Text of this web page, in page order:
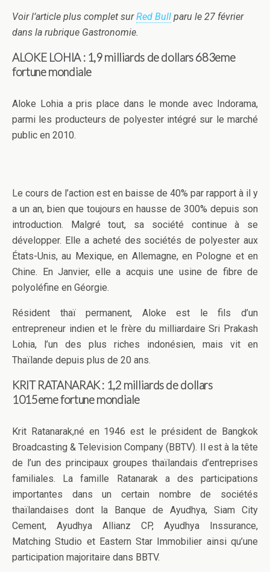
Voir l’article plus complet surRed Bull paru le 27 février
dans la rubrique Gastronomie.
ALOKE LOHIA : 1,9milliards de dollars 683eme
fortune mondiale
Aloke Lohia a pris place dans le monde avec Indorama,
parmi les producteurs de polyester intégré sur le marché
public en 2010.
Le cours de l’action est en baisse de 40% par rapport à il y
a un an, bien que toujours en hausse de 300% depuis son
introduction. Malgré tout, sa société continue à se
développer. Elle a acheté des sociétés de polyester aux
États-Unis, au Mexique, en Allemagne, en Pologne et en
Chine. En Janvier, elle a acquis une usine de fibre de
polyoléfine en Géorgie.
Résident thaï permanent, Aloke est le fils d’un
entrepreneur indien et le frère du milliardaire Sri Prakash
Lohia, l’un des plus riches indonésien, mais vit en
Thaïlande depuis plus de 20 ans.
KRIT RATANARAK : 1,2 milliards de dollars
1015eme fortune mondiale
Krit Ratanarak,né en 1946 est le président de Bangkok
Broadcasting & Television Company (BBTV). Il est à la tête
de l’un des principaux groupes thaïlandais d’entreprises
familiales. La famille Ratanarak a des participations
importantes dans un certain nombre de sociétés
thaïlandaises dont la Banque de Ayudhya, Siam City
Cement, Ayudhya Allianz CP, Ayudhya Inssurance,
Matching Studio et Eastern Star Immobilier ainsi qu’une
participation majoritaire dans BBTV.